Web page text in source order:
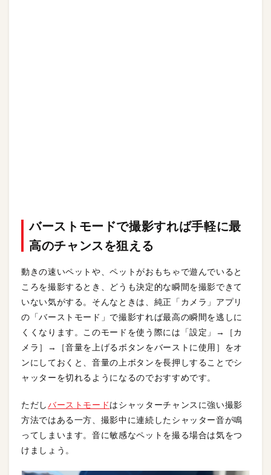
バーストモードで撮影すれば手軽に最
高のチャンスを狙える
動きの速いペットや、ペットがおもちゃで遊んでいると
ころを撮影するとき、どうも決定的な瞬間を撮影できて
いない気がする。そんなときは、純正「カメラ」アプリ
の「バーストモード」で撮影すれば最高の瞬間を逃しに
くくなります。このモードを使う際には「設定」→［カ
メラ］→［音量を上げるボタンをバーストに使用］をオ
ンにしておくと、音量の上ボタンを長押しすることでシ
ャッターを切れるようになるのでおすすめです。
ただしバーストモードはシャッターチャンスに強い撮影
方法ではある一方、撮影中に連続したシャッター音が鳴
ってしまいます。音に敏感なペットを撮る場合は気をつ
けましょう。